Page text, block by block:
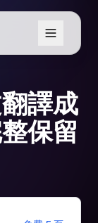
譯成
保留